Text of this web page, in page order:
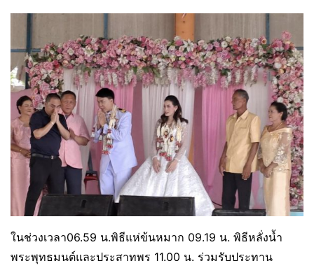
ในช่วงเวลา06.59 น.พิธีแห่ข้นหมาก 09.19 น. พิธีหลั่งน้ำ
พระพุทธมนต์และประสาทพร 11.00 น. ร่วมรับประทาน